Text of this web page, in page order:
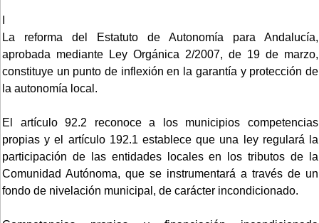
La reforma del Estatuto de Autonomía para Andalucía,
aprobada mediante Ley Orgánica 2/2007, de 19 de marzo,
constituye un punto de inflexión en la garantía y protección de
la autonomía local.
El artículo 92.2 reconoce a los municipios competencias
propias y el artículo 192.1 establece que una ley regulará la
participación de las entidades locales en los tributos de la
Comunidad Autónoma, que se instrumentará a través de un
fondo de nivelación municipal, de carácter incondicionado.